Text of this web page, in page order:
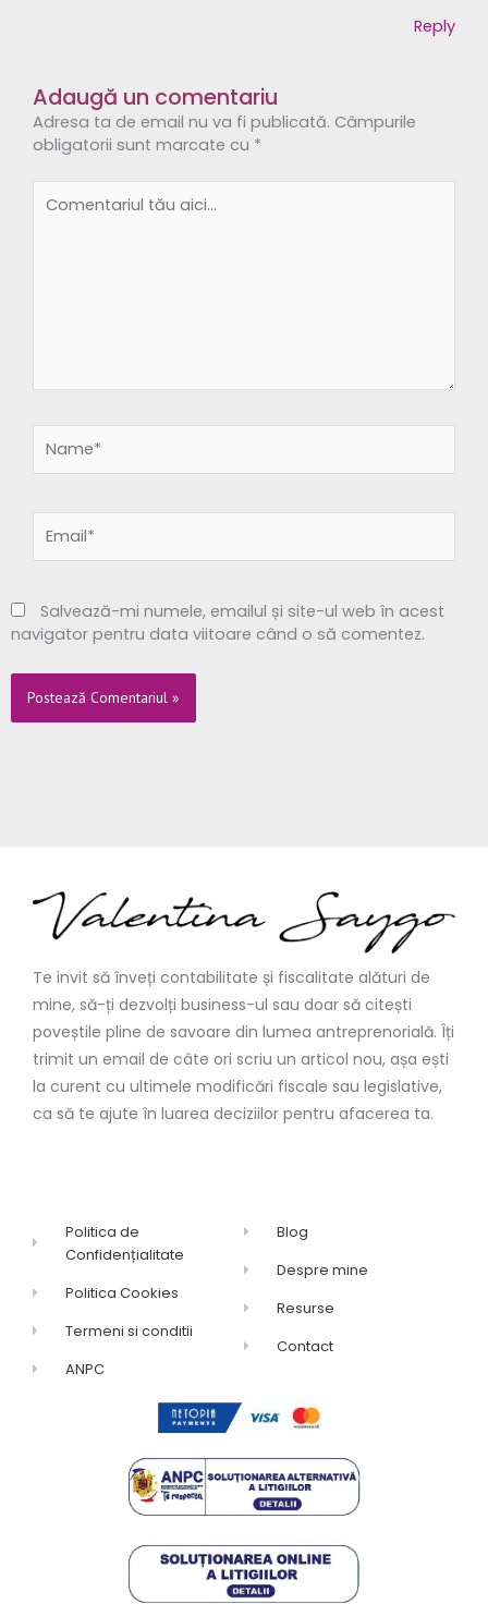
Reply
Adaugă un comentariu
Adresa ta de email nu va fi publicată. Câmpurile
obligatorii sunt marcate cu *
tău
Salvează-mi numele, emailul și site-ul web în acest
navigator pentru data viitoare când o să comentez.
Te invit să înveți contabilitate și fiscalitate alături de
mine, să-ți dezvolți business-ul sau doar să citești
poveștile pline de savoare din lumea antreprenorială. Îți
trimit un email de câte ori scriu un articol nou, așa ești
la curent cu ultimele modificări fiscale sau legislative,
ca să te ajute în luarea deciziilor pentru afacerea ta.
Politica de
Confidențialitate
Politica Cookies
Termeni si conditii
ANPC
Blog
Despre mine
Resurse
Contact